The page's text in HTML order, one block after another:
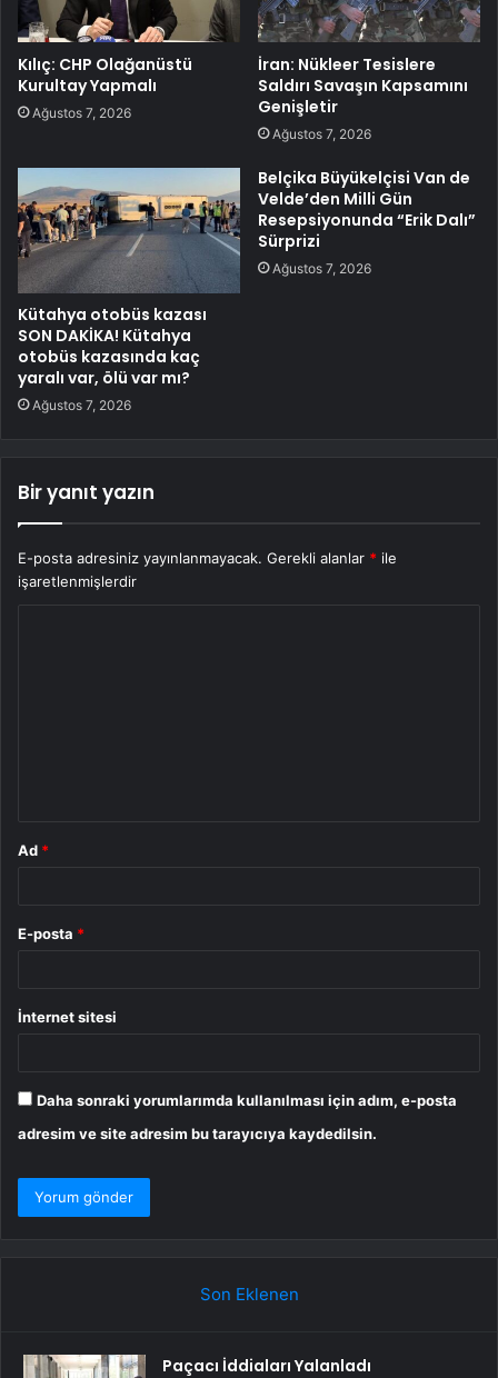
Kılıç: CHP Olağanüstü
Kurultay Yapmalı
Ağustos 7, 2026
İran: Nükleer Tesislere
Saldırı Savaşın Kapsamını
Genişletir
Ağustos 7, 2026
Kütahya otobüs kazası
SON DAKİKA! Kütahya
otobüs kazasında kaç
yaralı var, ölü var mı?
Ağustos 7, 2026
Belçika Büyükelçisi Van de
Velde’den Milli Gün
Resepsiyonunda “Erik Dalı”
Sürprizi
Ağustos 7, 2026
Bir yanıt yazın
E-posta adresiniz yayınlanmayacak. Gerekli alanlar * ile
işaretlenmişlerdir
Ad *
E-posta *
İnternet sitesi
Daha sonraki yorumlarımda kullanılması için adım, e-posta
adresim ve site adresim bu tarayıcıya kaydedilsin.
Son Eklenen
Paçacı İddiaları Yalanladı